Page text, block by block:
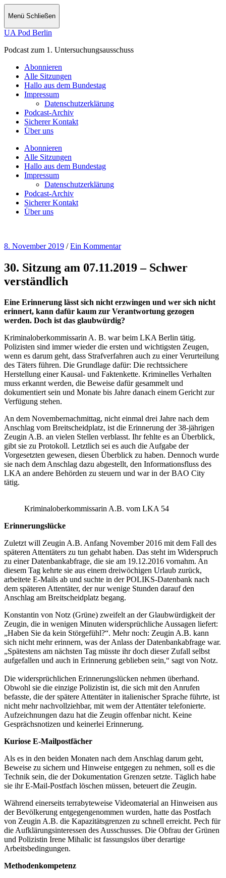
Menü Schließen
UA Pod Berlin
Podcast zum 1. Untersuchungsausschuss
Abonnieren
Alle Sitzungen
Hallo aus dem Bundestag
Impressum
Datenschutzerklärung
Podcast-Archiv
Sicherer Kontakt
Über uns
Abonnieren
Alle Sitzungen
Hallo aus dem Bundestag
Impressum
Datenschutzerklärung
Podcast-Archiv
Sicherer Kontakt
Über uns
8. November 2019 / Ein Kommentar
30. Sitzung am 07.11.2019 – Schwer
verständlich
Eine Erinnerung lässt sich nicht erzwingen und wer sich nicht
erinnert, kann dafür kaum zur Verantwortung gezogen
werden. Doch ist das glaubwürdig?
Kriminaloberkommissarin A. B. war beim LKA Berlin tätig.
Polizisten sind immer wieder die ersten und wichtigsten Zeugen,
wenn es darum geht, dass Strafverfahren auch zu einer Verurteilung
des Täters führen. Die Grundlage dafür: Die rechtssichere
Herstellung einer Kausal- und Faktenkette. Kriminelles Verhalten
muss erkannt werden, die Beweise dafür gesammelt und
dokumentiert sein und Monate bis Jahre danach einem Gericht zur
Verfügung stehen.
An dem Novembernachmittag, nicht einmal drei Jahre nach dem
Anschlag vom Breitscheidplatz, ist die Erinnerung der 38-jährigen
Zeugin A.B. an vielen Stellen verblasst. Ihr fehlte es an Überblick,
gibt sie zu Protokoll. Letztlich sei es auch die Aufgabe der
Vorgesetzten gewesen, diesen Überblick zu haben. Dennoch wurde
sie nach dem Anschlag dazu abgestellt, den Informationsfluss des
LKA an andere Behörden zu steuern und war in der BAO City
tätig.
Kriminaloberkommissarin A.B. vom LKA 54
Erinnerungslücke
Zuletzt will Zeugin A.B. Anfang November 2016 mit dem Fall des
späteren Attentäters zu tun gehabt haben. Das steht im Widerspruch
zu einer Datenbankabfrage, die sie am 19.12.2016 vornahm. An
diesem Tag kehrte sie aus einem dreiwöchigen Urlaub zurück,
arbeitete E-Mails ab und suchte in der POLIKS-Datenbank nach
dem späteren Attentäter, der nur wenige Stunden darauf den
Anschlag am Breitscheidplatz begang.
Konstantin von Notz (Grüne) zweifelt an der Glaubwürdigkeit der
Zeugin, die in wenigen Minuten widersprüchliche Aussagen liefert:
„Haben Sie da kein Störgefühl?“. Mehr noch: Zeugin A.B. kann
sich nicht mehr erinnern, was der Anlass der Datenbankabfrage war.
„Spätestens am nächsten Tag müsste ihr doch dieser Zufall selbst
aufgefallen und auch in Erinnerung geblieben sein,“ sagt von Notz.
Die widersprüchlichen Erinnerungslücken nehmen überhand.
Obwohl sie die einzige Polizistin ist, die sich mit den Anrufen
befasste, die der spätere Attentäter in italienischer Sprache führte, ist
nicht mehr nachvollziehbar, mit wem der Attentäter telefonierte.
Aufzeichnungen dazu hat die Zeugin offenbar nicht. Keine
Gesprächsnotizen und keinerlei Erinnerung.
Kuriose E-Mailpostfächer
Als es in den beiden Monaten nach dem Anschlag darum geht,
Beweise zu sichern und Hinweise entgegen zu nehmen, soll es die
Technik sein, die der Dokumentation Grenzen setzte. Täglich habe
sie ihr E-Mail-Postfach löschen müssen, beteuert die Zeugin.
Während einerseits terrabyteweise Videomaterial an Hinweisen aus
der Bevölkerung entgegengenommen wurden, hatte das Postfach
von Zeugin A.B. die Kapazitätsgrenzen zu schnell erreicht. Pech für
die Aufklärungsinteressen des Ausschusses. Die Obfrau der Grünen
und Polizistin Irene Mihalic ist fassungslos über derartige
Arbeitsbedingungen.
Methodenkompetenz